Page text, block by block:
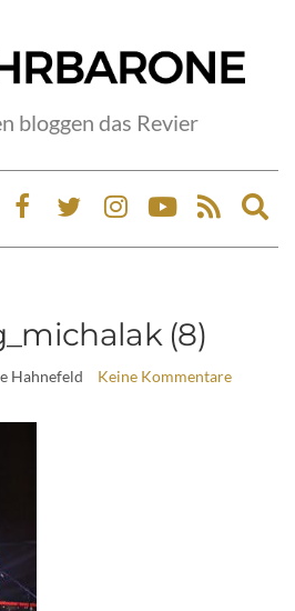
bloggen das Revier
(8)
Hahnefeld Keine Kommentare